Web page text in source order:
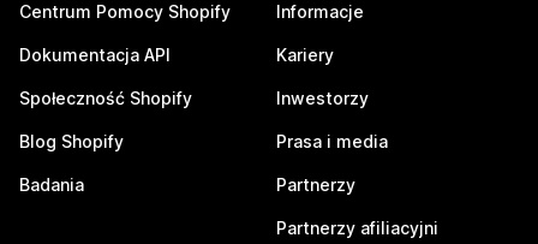
Centrum Pomocy Shopify
Dokumentacja API
Społeczność Shopify
Blog Shopify
Badania
Informacje
Kariery
Inwestorzy
Prasa i media
Partnerzy
Partnerzy afiliacyjni